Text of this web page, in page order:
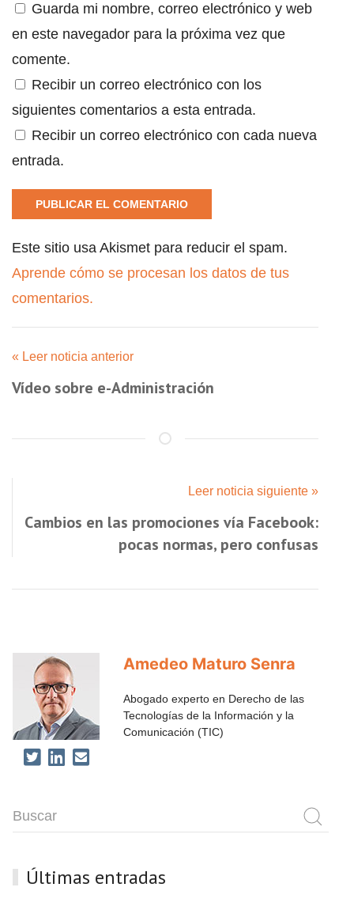
Guarda mi nombre, correo electrónico y web
en este navegador para la próxima vez que
comente.
Recibir un correo electrónico con los
siguientes comentarios a esta entrada.
Recibir un correo electrónico con cada nueva
entrada.
Este sitio usa Akismet para reducir el spam.
Aprende cómo se procesan los datos de tus
comentarios.
« Leer noticia anterior
Vídeo sobre e-Administración
Leer noticia siguiente »
Cambios en las promociones vía Facebook:
pocas normas, pero confusas
Amedeo Maturo Senra
Abogado experto en Derecho de las
Tecnologías de la Información y la
Comunicación (TIC)
Últimas entradas